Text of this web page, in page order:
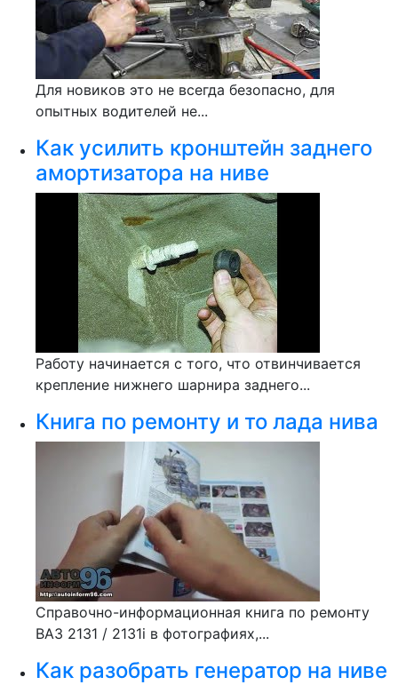
Для новиков это не всегда безопасно, для
опытных водителей не...
Как усилить кронштейн заднего
амортизатора на ниве
Работу начинается с того, что отвинчивается
крепление нижнего шарнира заднего...
Книга по ремонту и то лада нива
Справочно-информационная книга по ремонту
ВАЗ 2131 / 2131i в фотографиях,...
Как разобрать генератор на ниве